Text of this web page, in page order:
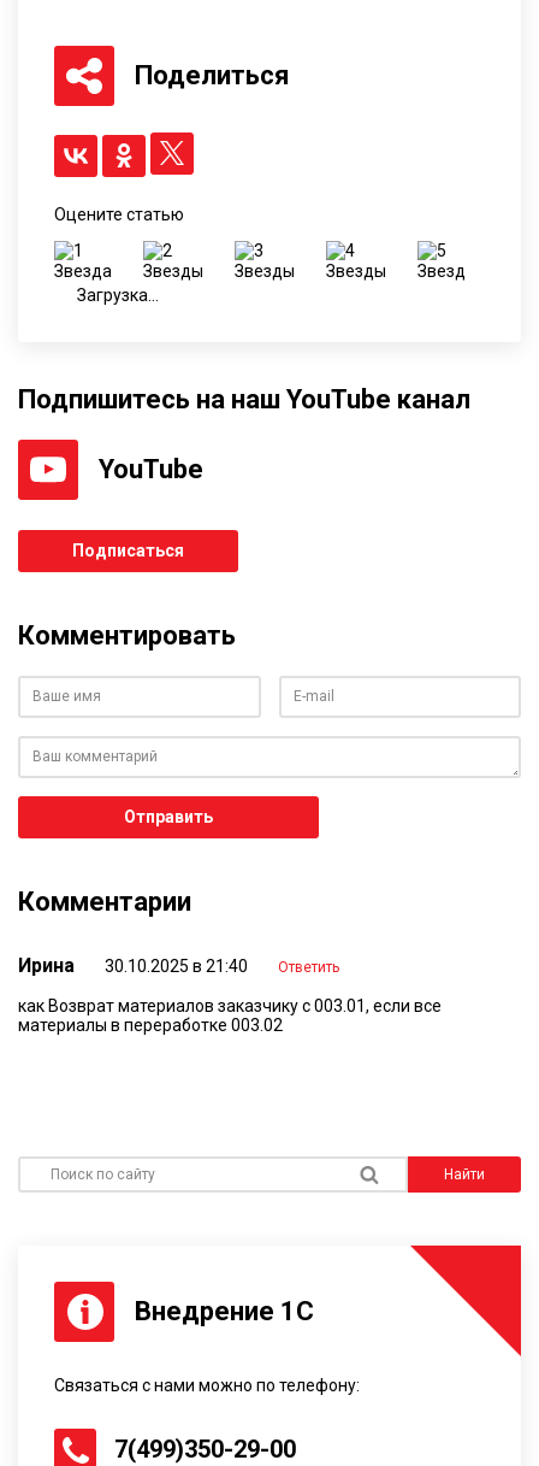
Поделиться
Оцените статью
Загрузка...
Подпишитесь на наш YouTube канал
YouTube
Подписаться
Комментировать
Ваше имя Ваш e-mail
Ваш комментарий
Отправить
Комментарии
Ирина 30.10.2025 в 21:40 Ответить
как Возврат материалов заказчику с 003.01, если все
материалы в переработке 003.02
Поиск по сайту Найти
Внедрение 1С
Связаться с нами можно по телефону:
7(499)350-29-00